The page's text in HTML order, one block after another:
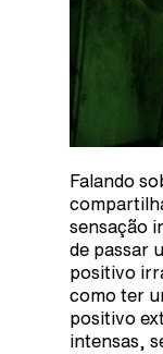
Falando
sensação
de passar
positivo
como ter
positivo
intensas,